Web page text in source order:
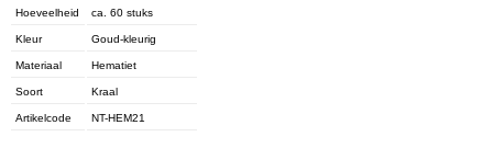
Hoeveelheid ca. 60 stuks
Kleur Goud-kleurig
Materiaal Hematiet
Soort Kraal
Artikelcode NT-HEM21